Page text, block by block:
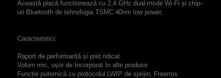
Această placă functionează cu 2,4 GHz dual-mode Wi-Fi și chip-
uri Bluetooth de tehnologia TSMC 40nm low power,
Caracteristici:
Raport de performanță și preț ridicat
Volum mic, ușor de încorporat în alte produse
Funcție puternică cu protocolul LWIP de sprijin, Freertos